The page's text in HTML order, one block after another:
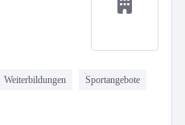
Weiterbildungen Sportangebote